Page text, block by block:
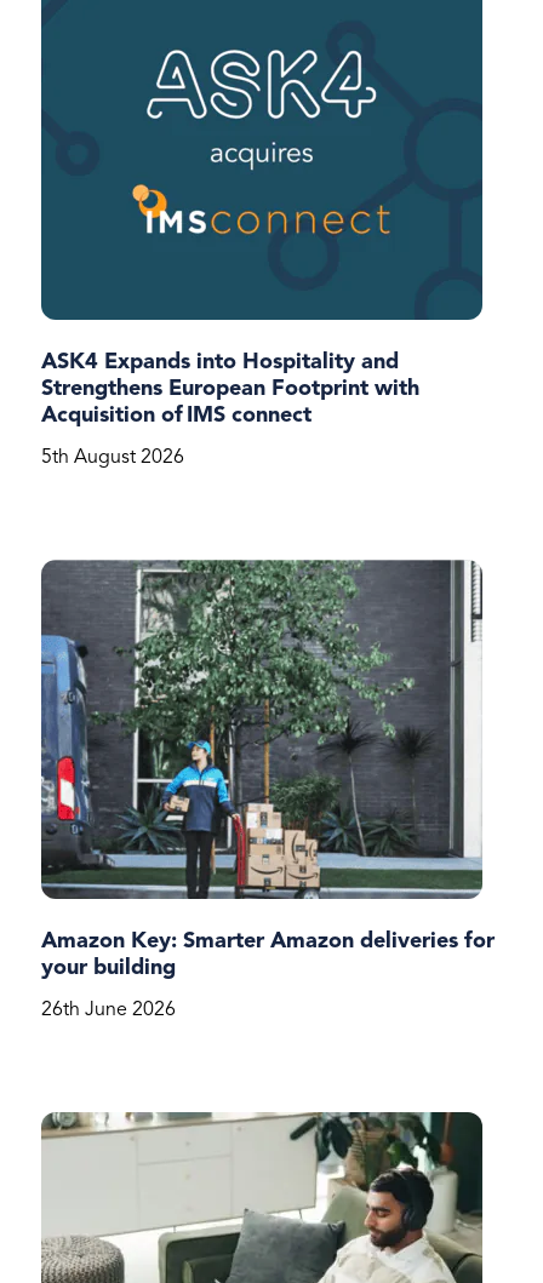
ASK4 Expands into Hospitality and
Strengthens European Footprint with
Acquisition of IMS connect
5th August 2026
Amazon Key: Smarter Amazon deliveries for
your building
26th June 2026